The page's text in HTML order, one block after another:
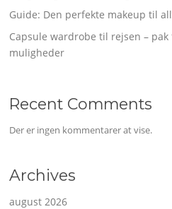
Guide: Den perfekte makeup til
Capsule wardrobe til rejsen –
muligheder
Recent Comments
Der er ingen kommentarer at vise.
Archives
august 2026